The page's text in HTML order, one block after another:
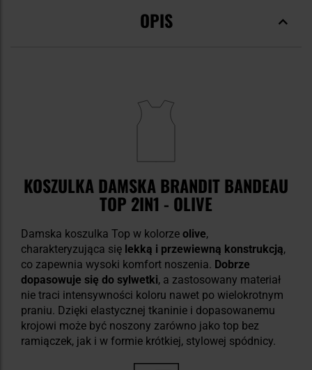
OPIS
KOSZULKA DAMSKA BRANDIT BANDEAU
TOP 2IN1 - OLIVE
Damska koszulka Top w kolorze olive,
charakteryzująca się lekką i przewiewną konstrukcją,
co zapewnia wysoki komfort noszenia. Dobrze
dopasowuje się do sylwetki, a zastosowany materiał
nie traci intensywności koloru nawet po wielokrotnym
praniu. Dzięki elastycznej tkaninie i dopasowanemu
krojowi może być noszony zarówno jako top bez
ramiączek, jak i w formie krótkiej, stylowej spódnicy.